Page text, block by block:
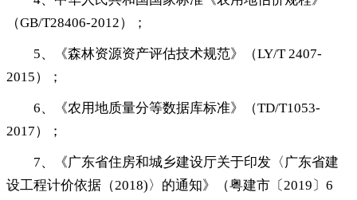
（GB/T28406-2012）
；
5、《森林资源资产评估技术规范》（LY/T 2407-
2015）
；
6、《农用地质量分等数据库标准》（TD/T1053-
2017）
；
7、《广东省住房和城乡建设厅关于印发〈广东省建
设工程计价依据（2018)〉的通知》（粤建市〔2019〕6